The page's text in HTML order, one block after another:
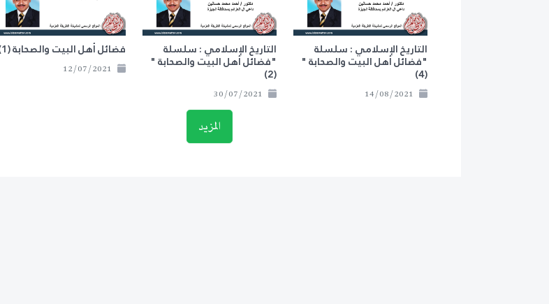
التاريخ الإسلامي : سلسلة
"فضائل أهل البيت والصحابة "
(4)
التاريخ الإسلامي : سلسلة
"فضائل أهل البيت والصحابة "
(2)
فضائل أهل البيت والصحابة (1)
المزيد